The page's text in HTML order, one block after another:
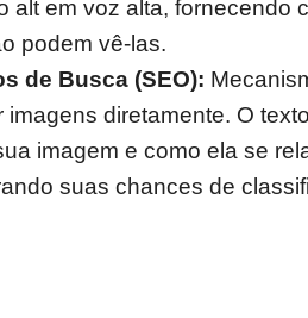
alt em voz alta, fornecendo
podem vê-las.
de Busca (SEO):
diretamente. O
imagem e como ela se
suas chances de